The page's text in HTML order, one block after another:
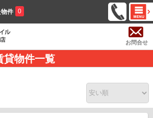
件 0
お問合せ
貸物件一覧